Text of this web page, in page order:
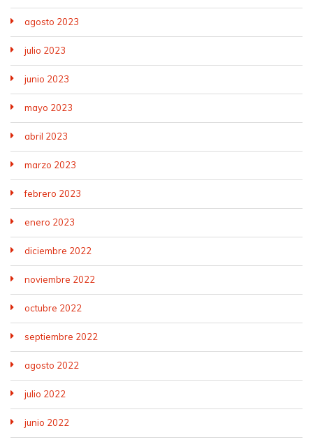
agosto 2023
julio 2023
junio 2023
mayo 2023
abril 2023
marzo 2023
febrero 2023
enero 2023
diciembre 2022
noviembre 2022
octubre 2022
septiembre 2022
agosto 2022
julio 2022
junio 2022